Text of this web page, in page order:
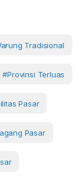
Tradisional
#provinsi Terluas
Pasar
Pasar